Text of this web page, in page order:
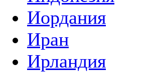
Иордания
Иран
Ирландия